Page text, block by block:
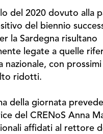
del 2020 dovuto alla
del biennio
la Sardegna risultano
legate a quelle
nazionale, con
ridotti.
della giornata
del CRENoS Anna
affidati al rettore